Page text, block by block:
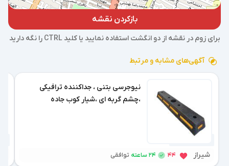
بازکردن نقشه
برای زوم در نقشه از دو انگشت استفاده نمایید یا کلید CTRL را نگه دارید
آگهی‌های مشابه و مرتبط
نیوجرسی بتنی ، جداکننده ترافیکی
،چشم گربه ای ،شیار کوب جاده
شیراز 44 توافقی